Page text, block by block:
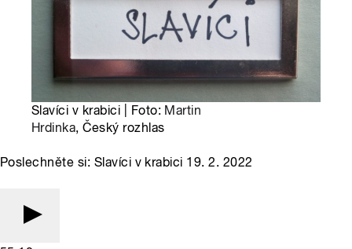
Slavíci v krabici | Foto: Martin
Hrdinka, Český rozhlas
Poslechněte si: Slavíci v krabici 19. 2. 2022